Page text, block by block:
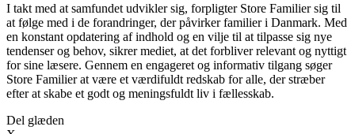
I takt med at samfundet udvikler sig, forpligter Store Familier sig til
at følge med i de forandringer, der påvirker familier i Danmark. Med
en konstant opdatering af indhold og en vilje til at tilpasse sig nye
tendenser og behov, sikrer mediet, at det forbliver relevant og nyttigt
for sine læsere. Gennem en engageret og informativ tilgang søger
Store Familier at være et værdifuldt redskab for alle, der stræber
efter at skabe et godt og meningsfuldt liv i fællesskab.
Del glæden